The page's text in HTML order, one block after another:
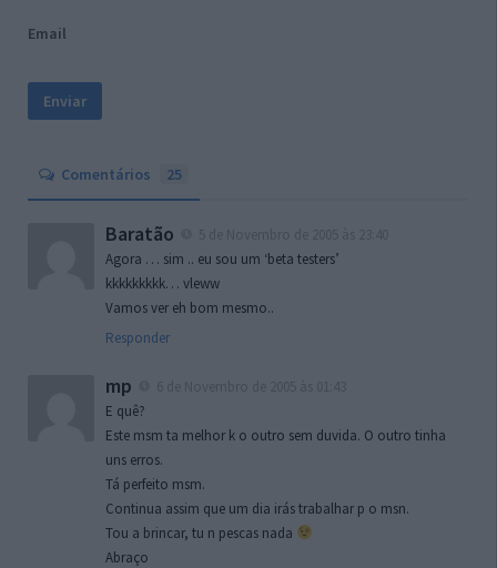
Email
Comentários 25
Baratão
Agora … sim .. eu sou um ‘beta testers’
kkkkkkkkk… vleww
Vamos ver eh bom mesmo..
Responder
mp
E quê?
Este msm ta melhor k o outro sem duvida. O outro tinha
uns erros.
Tá perfeito msm.
Continua assim que um dia irás trabalhar p o msn.
Tou a brincar, tu n pescas nada
Abraço